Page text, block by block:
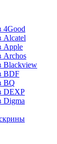
4Good
Alcatel
Apple
Archos
Blackview
BDF
BQ
DEXP
Digma